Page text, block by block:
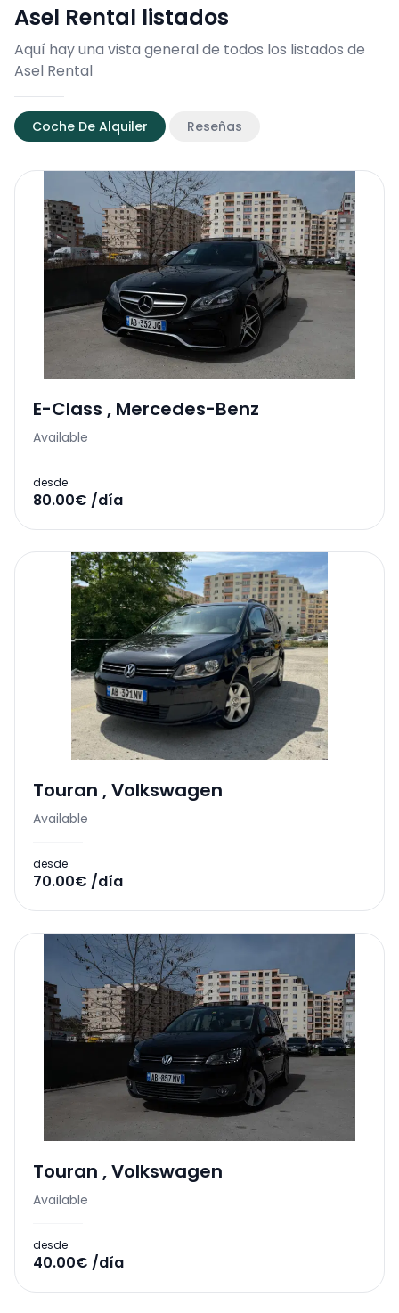
Asel Rental listados
Aquí hay una vista general de todos los listados de
Asel Rental
Coche De Alquiler Reseñas
E-Class , Mercedes-Benz
Available
desde
80.00€ /día
Touran ,Volkswagen
Available
desde
70.00€ /día
Touran ,Volkswagen
Available
desde
40.00€ /día